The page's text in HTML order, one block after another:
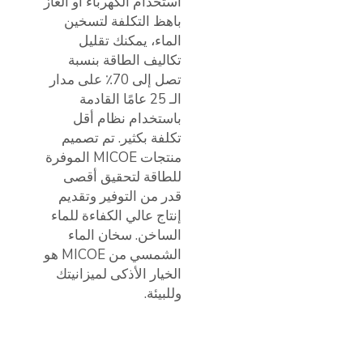
باهظ التكلفة لتسخين
الماء، يمكنك تقليل
تكاليف الطاقة بنسبة
تصل إلى 70٪ على مدار
الـ 25 عامًا القادمة
باستخدام نظام أقل
تكلفة بكثير. تم تصميم
منتجات MICOE الموفرة
للطاقة لتحقيق أقصى
قدر من التوفير وتقديم
إنتاج عالي الكفاءة للماء
الساخن. سخان الماء
الشمسي من MICOE هو
الخيار الأذكى لميزانيتك
وللبيئة.